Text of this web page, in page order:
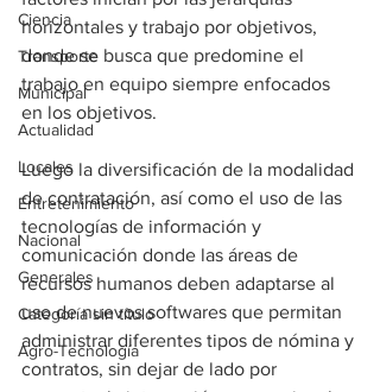
Ciencia
Transporte
Municipal
Actualidad
Locales
Entretenimiento
Nacional
Generales
Categoría sin título
Agro-Tecnología
horizontales y trabajo por objetivos,
donde se busca que predomine el
trabajo en equipo siempre enfocados
en los objetivos.
Luego la diversificación de la modalidad
de contratación, así como el uso de las
tecnologías de información y
comunicación donde las áreas de
recursos humanos deben adaptarse al
uso de nuevos softwares que permitan
administrar diferentes tipos de nómina y
contratos, sin dejar de lado por